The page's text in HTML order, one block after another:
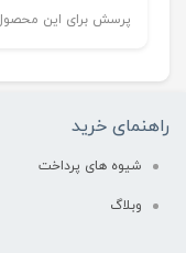
پرسش برای این
راهنمای خرید
شیوه های پرداخت
وبلاگ